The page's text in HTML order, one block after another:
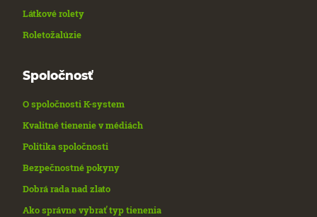
Látkové rolety
Roletožalúzie
Spoločnosť
O spoločnosti K-system
Kvalitné tienenie v médiách
Politika spoločnosti
Bezpečnostné pokyny
Dobrá rada nad zlato
Ako správne vybrať typ tienenia